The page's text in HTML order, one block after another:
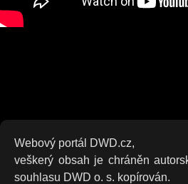
Webový portál DWD.cz,
veškerý obsah je chráněn
souhlasu DWD o. s. kopírován.